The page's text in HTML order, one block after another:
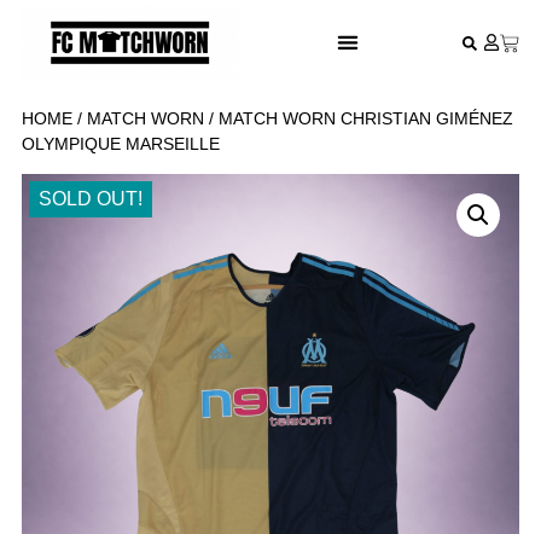
HOME/ MATCH WORN / MATCH WORN CHRISTIAN GIMÉNEZ
OLYMPIQUE MARSEILLE
SOLD OUT!